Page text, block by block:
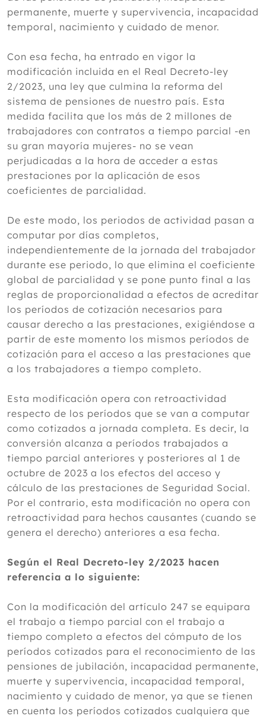
permanente, muerte y supervivencia, incapacidad
temporal, nacimiento y cuidado de menor.
Con esa fecha, ha entrado en vigor la
modificación incluida en el Real Decreto-ley
2/2023, una ley que culmina la reforma del
sistema de pensiones de nuestro país. Esta
medida facilita que los más de 2 millones de
trabajadores con contratos a tiempo parcial -en
su gran mayoría mujeres- no se vean
perjudicadas a la hora de acceder a estas
prestaciones por la aplicación de esos
coeficientes de parcialidad.
De este modo, los periodos de actividad pasan a
computar por días completos,
independientemente de la jornada del trabajador
durante ese periodo, lo que elimina el coeficiente
global de parcialidad y se pone punto final a las
reglas de proporcionalidad a efectos de acreditar
los períodos de cotización necesarios para
causar derecho a las prestaciones, exigiéndose a
partir de este momento los mismos períodos de
cotización para el acceso a las prestaciones que
a los trabajadores a tiempo completo.
Esta modificación opera con retroactividad
respecto de los períodos que se van a computar
como cotizados a jornada completa. Es decir, la
conversión alcanza a períodos trabajados a
tiempo parcial anteriores y posteriores al 1 de
octubre de 2023 a los efectos del acceso y
cálculo de las prestaciones de Seguridad Social.
Por el contrario, esta modificación no opera con
retroactividad para hechos causantes (cuando se
genera el derecho) anteriores a esa fecha.
Según el Real Decreto-ley 2/2023 hacen
referencia a lo siguiente:
Con la modificación del artículo 247 se equipara
el trabajo a tiempo parcial con el trabajo a
tiempo completo a efectos del cómputo de los
períodos cotizados para el reconocimiento de las
pensiones de jubilación, incapacidad permanente,
muerte y supervivencia, incapacidad temporal,
nacimiento y cuidado de menor, ya que se tienen
en cuenta los períodos cotizados cualquiera que